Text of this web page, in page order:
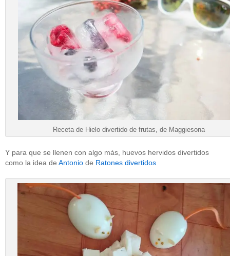
Receta de Hielo divertido de frutas, de Maggiesona
Y para que se llenen con algo más, huevos hervidos divertidos
como la idea de Antonio de Ratones divertidos